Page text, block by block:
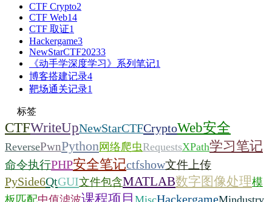
CTF Crypto2
CTF Web14
CTF 取证1
Hackergame3
NewStarCTF20233
《动手学深度学习》系列笔记1
博客搭建记录4
靶场通关记录1
标签
CTFWriteUpNewStarCTFCryptoWeb安全
ReversePwnPython网络爬虫RequestsXPath学习笔记
命令执行PHP安全笔记ctfshow文件上传
PySide6QtGUI文件包含MATLAB数字图像处理模
板匹配中值滤波课程项目 MiscHackergameMindustry